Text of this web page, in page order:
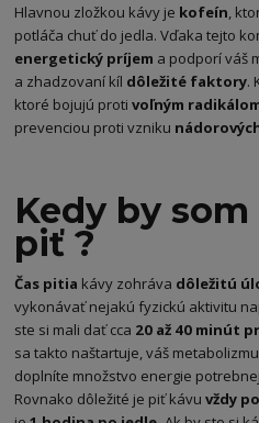
Hlavnou zložkou kávy je kofeín,
potláča chuť do jedla. Vďaka tejto
energetický príjem a podporí váš
a zhadzovaní kíl dôležité faktory.
ktoré bojujú protivoľným
prevenciou proti vzniku
Kedy by
piť ?
Čas pitia kávy zohráva dôležitú
vykonávať nejakú fyzickú aktivitu
ste si mali dať cca 20 až 40 minút
sa takto naštartuje, váš
doplníte množstvo energie
Rovnako dôležité je piť kávuvždy